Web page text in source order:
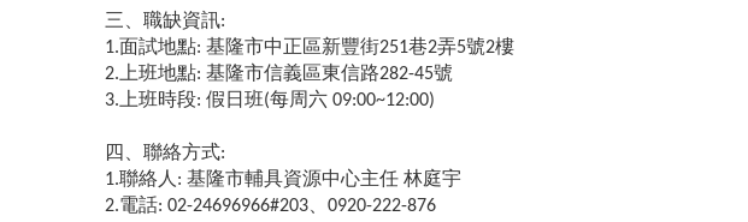
三、職缺資訊:
1.面試地點: 基隆市中正區新豐街251巷2弄5號2樓
2.上班地點: 基隆市信義區東信路282-45號
3.上班時段: 假日班(每周六 09:00~12:00)
四、聯絡方式:
1.聯絡人: 基隆市輔具資源中心主任 林庭宇
2.電話: 02-24696966#203、0920-222-876